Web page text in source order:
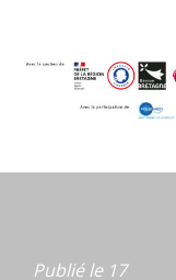
Publié le 17